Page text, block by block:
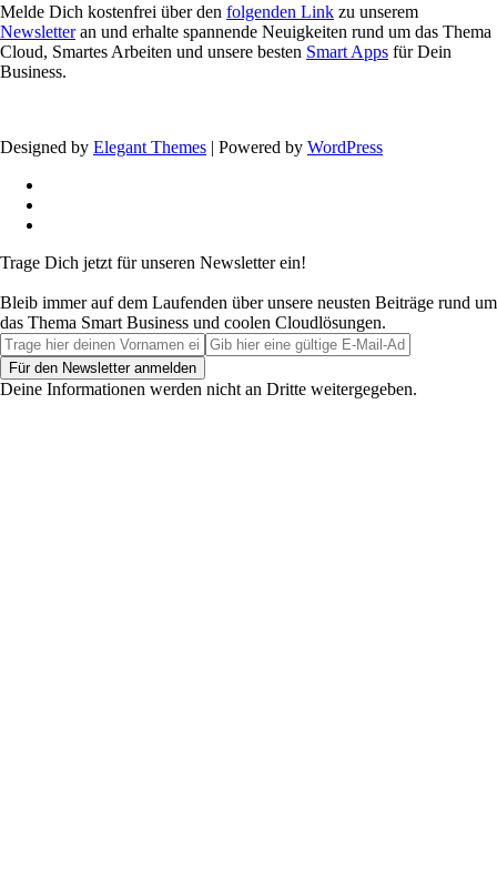
Melde Dich kostenfrei über den folgenden Link zu unserem
Newsletteran und erhalte spannende Neuigkeiten rund um das Thema
Cloud, Smartes Arbeiten und unsere besten Smart Apps für Dein
Business.
Designed by Elegant Themes | Powered by WordPress
Trage Dich jetzt für unseren Newsletter ein!
Bleib immer auf dem Laufenden über unsere neusten Beiträge rund um
das Thema Smart Business und coolen Cloudlösungen.
Deine Informationen werden nicht an Dritte weitergegeben.